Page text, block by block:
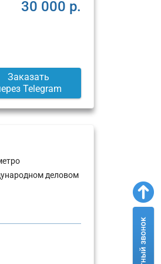
Пресненская
30 000 р.
Заказать
Telegram
деловом